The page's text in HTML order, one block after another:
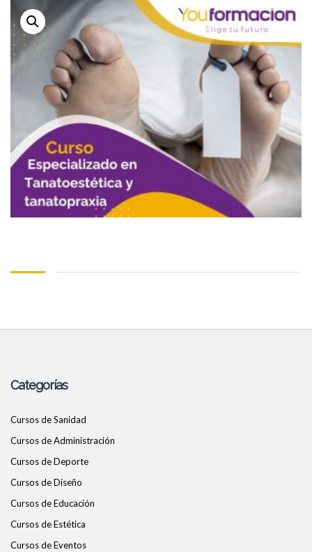
Categorías
Cursos de Sanidad
Cursos de Administración
Cursos de Deporte
Cursos de Diseño
Cursos de Educación
Cursos de Estética
Cursos de Eventos